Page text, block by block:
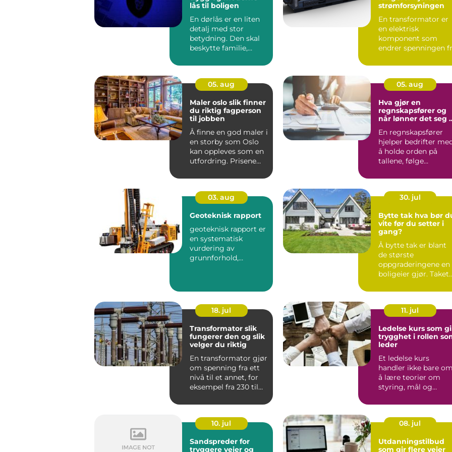
lås til boligen
En dørlås er en liten
detalj med stor
betydning. Den skal
beskytte familie,
men ...
strømforsyningen
En transformator er
en elektrisk
komponent som
endrer spenningen
for ekse...
05. aug
Maler oslo slik finner
du riktig fagperson
til jobben
Å finne en god maler i
en storby som Oslo
kan oppleves som en
utfordring. Prisene
05. aug
Hva gjør en
regnskapsfører og
når lønner det seg
En regnskapsfører
hjelper bedrifter
å holde orden på
tallene, følge
egen øko...
03. aug
Geoteknisk rapport
geoteknisk rapport er
en systematisk
vurdering av
grunnforhold,
30. jul
Bytte tak hva bør du
vite før du setter i
gang?
Å bytte tak er blant
de største
oppgraderingene en
boligeier gjør. Taket
sikkerhet, en...
18. jul
Transformator slik
fungerer den og slik
velger du riktig
En transformator gjør
om spenning fra ett
nivå til et annet, for
eksempel fra 230 til
11. jul
Ledelse kurs som
trygghet i rollen
leder
Et ledelse kurs
handler ikke bare om
å lære teorier om
styring, mål og
lederkurs gi...
10. jul
Sandspreder for
tryggere veier og
08. jul
Utdanningstilbud
som gir flere veier